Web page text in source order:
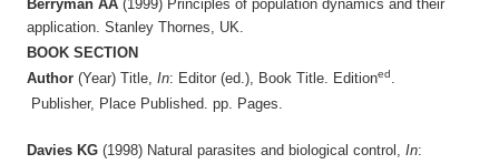
Berryman AA (1999) Principles of population dynamics and their
application. Stanley Thornes, UK.
BOOK SECTION
Author (Year) Title, In: Editor (ed.), Book Title. Editioned .
Publisher, Place Published. pp. Pages.
Davies KG (1998) Natural parasites and biological control, In: